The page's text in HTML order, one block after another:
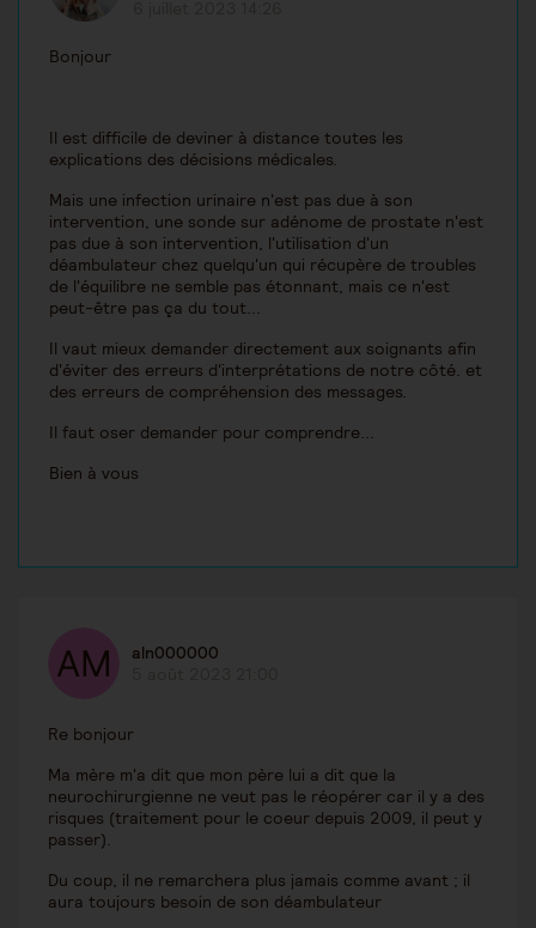
Bonjour
Il est difficile de deviner à distance toutes les
explications des décisions médicales.
Mais une infection urinaire n'est pas due à son
intervention, une sonde sur adénome de prostate n'est
pas due à son intervention, l'utilisation d'un
déambulateur chez quelqu'un qui récupère de troubles
de l'équilibre ne semble pas étonnant, mais ce n'est
peut-être pas ça du tout...
Il vaut mieux demander directement aux soignants afin
d'éviter des erreurs d'interprétations de notre côté. et
des erreurs de compréhension des messages.
Il faut oser demander pour comprendre...
Bien à vous
aln000000
Re bonjour
Ma mère m'a dit que mon père lui a dit que la
neurochirurgienne ne veut pas le réopérer car il y a des
risques (traitement pour le coeur depuis 2009, il peut y
passer).
Du coup, il ne remarchera plus jamais comme avant ; il
aura toujours besoin de son déambulateur